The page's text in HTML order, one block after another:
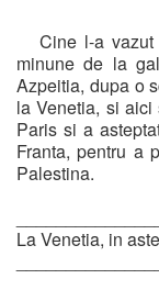
Cine l-a vazut
minune de la
Azpeitia, dupa o
la Venetia, si
Paris si a
Franta, pentru a
Palestina.
La Venetia, in